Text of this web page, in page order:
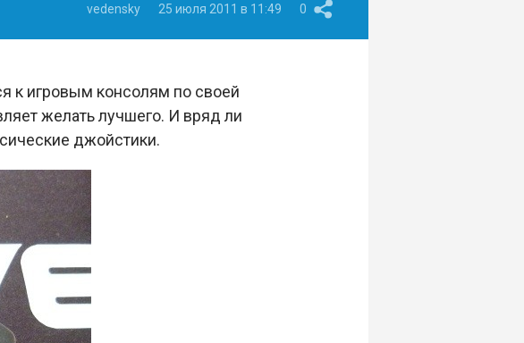
vedensky 25 июля 2011 в 11:49 0
к игровым консолям по своей
желать лучшего. И вряд ли
джойстики.